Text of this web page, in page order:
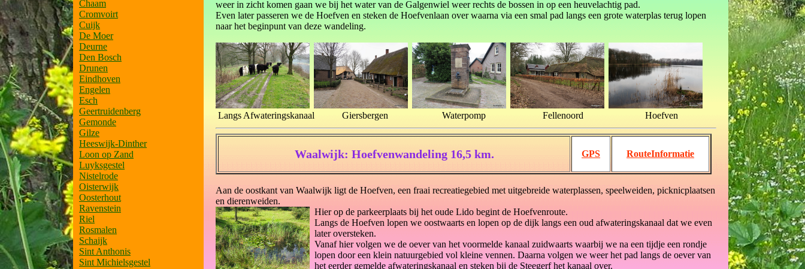
Chaam
Cromvoirt
Cuijk
De Moer
Deurne
Den Bosch
Drunen
Eindhoven
Engelen
Esch
Geertruidenberg
Gemonde
Gilze
Heeswijk-Dinther
Loon op Zand
Luyksgestel
Nistelrode
Oisterwijk
Oosterhout
Ravenstein
Riel
Rosmalen
Schaijk
Sint Anthonis
Sint Michielsgestel
weer in zicht komen gaan we bij het water van de Galgenwiel weer rechts de bossen in op een heuvelachtig pad.
Even later passeren we de Hoefven en steken de Hoefvenlaan over waarna via een smal pad langs een grote waterplas terug lopen
naar het beginpunt van deze wandeling.
Langs Afwateringskanaal Giersbergen Waterpomp Fellenoord Hoefven
Waalwijk: Hoefvenwandeling 16,5 km. GPS RouteInformatie
Aan de oostkant van Waalwijk ligt de Hoefven, een fraai recreatiegebied met uitgebreide waterplassen, speelweiden, picknicplaatsen
en dierenweiden.
Hier op de parkeerplaats bij het oude Lido begint de Hoefvenroute.
Langs de Hoefven lopen we oostwaarts en lopen op de dijk langs een oud afwateringskanaal dat we even
later oversteken.
Vanaf hier volgen we de oever van het voormelde kanaal zuidwaarts waarbij we na een tijdje een rondje
lopen door een klein natuurgebied vol kleine vennen. Daarna volgen we weer het pad langs de oever van
het eerder gemelde afwateringskanaal en steken bij de Steegerf het kanaal over.